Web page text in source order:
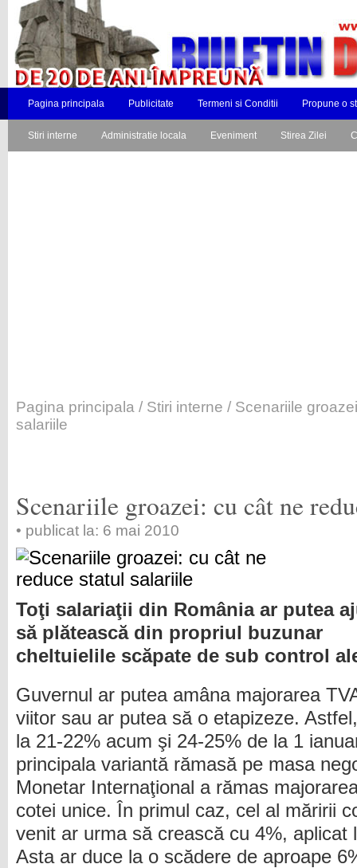
Pagina principala Publicitate Termeni si Conditii Propune o
Stiri interne Administratie locala Eveniment Stirea Zilei
Pagina principala / Stiri interne / Scenariile
salariile
Scenariile groazei: cu cât ne
• publicat la: 6 mai 2010
Toţi salariaţii din România ar putea
să plătească din propriul buzunar
cheltuielile scăpate de sub control
Guvernul ar putea amâna majorarea
viitor sau ar putea să o etapizeze.
la 21-22% acum şi 24-25% de la 1
principala variantă rămasă pe masa
Monetar Internaţional a rămas
cotei unice. În primul caz, cel al măririi
venit ar urma să crească cu 4%, aplicat
Asta ar duce la o scădere de aproape